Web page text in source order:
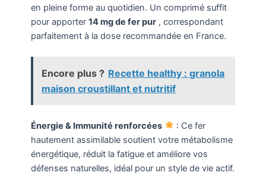
en pleine forme au quotidien. Un comprimé suffit
pour apporter 14 mg de fer pur, correspondant
parfaitement à la dose recommandée en France.
Encore plus ? Recette healthy : granola
maison croustillant et nutritif
Énergie & Immunité renforcées
: Ce fer
hautement assimilable soutient votre métabolisme
énergétique, réduit la fatigue et améliore vos
défenses naturelles, idéal pour un style de vie actif.